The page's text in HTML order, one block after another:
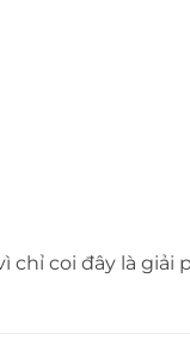
chỉ coi đây là giải